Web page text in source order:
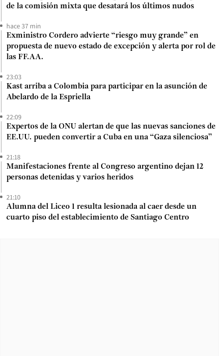
de la comisión mixta que desatará los últimos nudos
hace 37 min
Exministro Cordero advierte “riesgo muy grande” en
propuesta de nuevo estado de excepción y alerta por rol de
las FF.AA.
23:03
Kast arriba a Colombia para participar en la asunción de
Abelardo de la Espriella
22:09
Expertos de la ONU alertan de que las nuevas sanciones de
EE.UU. pueden convertir a Cuba en una “Gaza silenciosa”
21:18
Manifestaciones frente al Congreso argentino dejan 12
personas detenidas y varios heridos
21:10
Alumna del Liceo 1 resulta lesionada al caer desde un
cuarto piso del establecimiento de Santiago Centro